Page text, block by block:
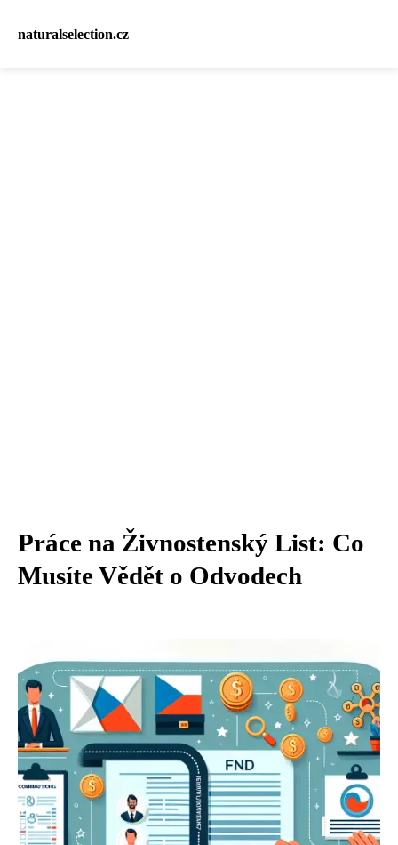
naturalselection.cz
Práce na Živnostenský List: Co
Musíte Vědět o Odvodech